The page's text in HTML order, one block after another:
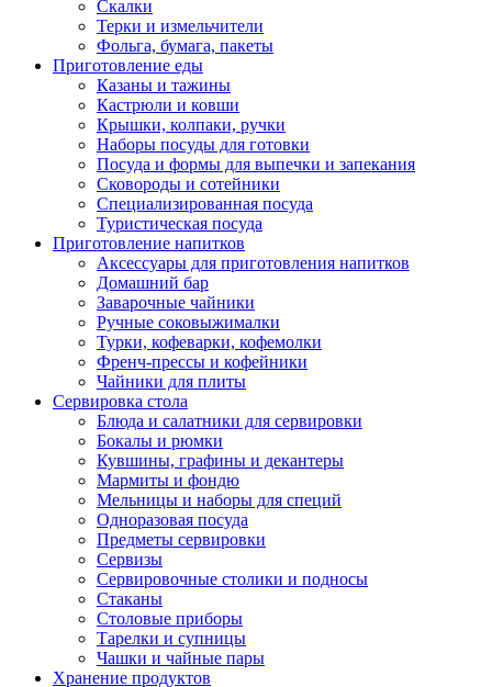
Скалки
Терки и измельчители
Фольга, бумага, пакеты
Приготовление еды
Казаны и тажины
Кастрюли и ковши
Крышки, колпаки, ручки
Наборы посуды для готовки
Посуда и формы для выпечки и запекания
Сковороды и сотейники
Специализированная посуда
Туристическая посуда
Приготовление напитков
Аксессуары для приготовления напитков
Домашний бар
Заварочные чайники
Ручные соковыжималки
Турки, кофеварки, кофемолки
Френч-прессы и кофейники
Чайники для плиты
Сервировка стола
Блюда и салатники для сервировки
Бокалы и рюмки
Кувшины, графины и декантеры
Мармиты и фондю
Мельницы и наборы для специй
Одноразовая посуда
Предметы сервировки
Сервизы
Сервировочные столики и подносы
Стаканы
Столовые приборы
Тарелки и супницы
Чашки и чайные пары
Хранение продуктов